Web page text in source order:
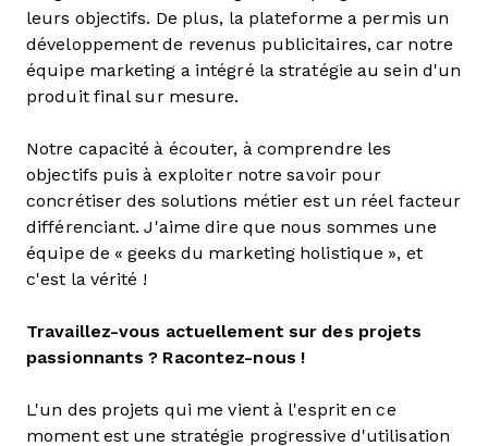
leurs objectifs. De plus, la plateforme a permis un
développement de revenus publicitaires, car notre
équipe marketing a intégré la stratégie au sein d'un
produit final sur mesure.
Notre capacité à écouter, à comprendre les
objectifs puis à exploiter notre savoir pour
concrétiser des solutions métier est un réel facteur
différenciant. J'aime dire que nous sommes une
équipe de « geeks du marketing holistique », et
c'est la vérité !
Travaillez-vous actuellement sur des projets
passionnants ? Racontez-nous !
L'un des projets qui me vient à l'esprit en ce
moment est une stratégie progressive d'utilisation